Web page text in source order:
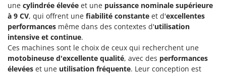
S
S.T.P.
Santos
Sbaraglia
Schnitzer
une cylindrée élevée et une puissance nominale supérieure
à 9 CV, qui offrent une fiabilité constante et d'excellentes
performances même dans des contextes d'utilisation
intensive et continue.
Ces machines sont le choix de ceux qui recherchent une
motobineuse d'excellente qualité, avec des performances
élevées et une utilisation fréquente. Leur conception est